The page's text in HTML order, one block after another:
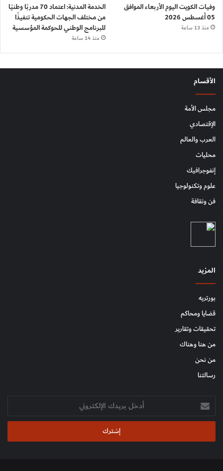
وفيات الكويت اليوم الأربعاء الموافق
05 أغسطس 2026
منذ 13 ساعة
الخدمة المدنية: اعتماد 70 مدربًا وطنيًا
من مختلف الجهات الحكومية تنفيذًا
للبرنامج الوطني للحوكمة المؤسسية
منذ 14 ساعة
الأقسام
مجلس الأمة
الإقتصادي
العرب والعالم
محليات
إنفوجرافيك
علوم وتكنولوجيا
فن وثقافة
المزيد
بورتريه
قضايا ومحاكم
تحقيقات وتقارير
من هنا وهناك
من نحن
رسالتنا
أدخل
بريدك
الإلكتروني